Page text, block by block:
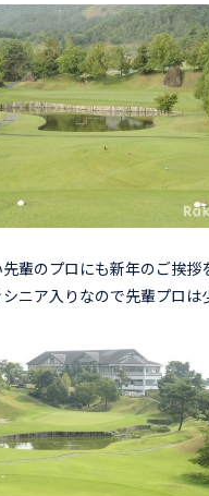
輩のプロにも新年のご挨拶
ニア入りなので先輩プロは